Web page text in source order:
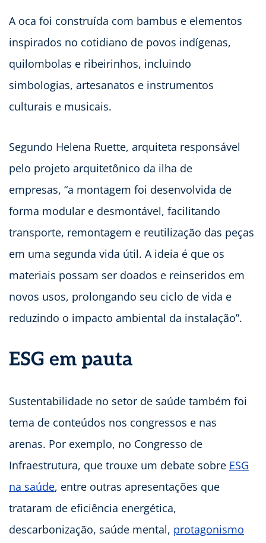
A oca foi construída com bambus e elementos
inspirados no cotidiano de povos indígenas,
quilombolas e ribeirinhos, incluindo
simbologias, artesanatos e instrumentos
culturais e musicais.
Segundo Helena Ruette, arquiteta responsável
pelo projeto arquitetônico da ilha de
empresas, “a montagem foi desenvolvida de
forma modular e desmontável, facilitando
transporte, remontagem e reutilização das peças
em uma segunda vida útil. A ideia é que os
materiais possam ser doados e reinseridos em
novos usos, prolongando seu ciclo de vida e
reduzindo o impacto ambiental da instalação”.
ESG em pauta
Sustentabilidade no setor de saúde também foi
tema de conteúdos nos congressos e nas
arenas. Por exemplo, no Congresso de
Infraestrutura, que trouxe um debate sobre ESG
na saúde, entre outras apresentações que
trataram de eficiência energética,
descarbonização, saúde mental, protagonismo